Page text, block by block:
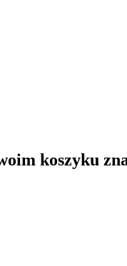
koszyku